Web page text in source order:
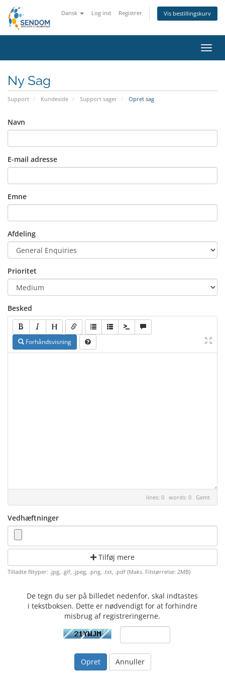
Dansk Log ind Registrer Vis bestillingskurv
Skift
Ny Sag
Support Kundeside Support sager Opret sag
Navn
E-mail adresse
Emne
Afdeling
Prioritet
Besked
Forhåndsvisning
lines: 0 words: 0 Gemt
Vedhæftninger
Tilføj mere
Tilladte filtyper: .jpg, .gif, .jpeg, .png, .txt, .pdf (Maks. Filstørrelse: 2MB)
De tegn du ser på billedet nedenfor, skal indtastes
i tekstboksen. Dette er nødvendigt for at forhindre
misbrug af registreringerne.
Annuller